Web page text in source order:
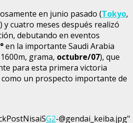
en junio pasado (Tokyo,
) y cuatro meses después realizó
debutando en eventos
en la importante Saudi Arabia
grama, octubre/07), que
para esta primera victoria
un prospecto importante de
G2-@gendai_keiba.jpg"